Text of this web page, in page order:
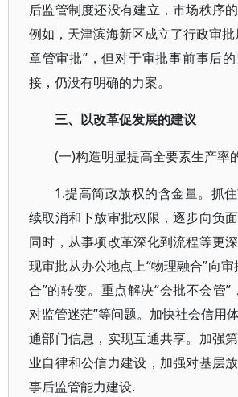
后监管制度还没有建立，市场秩序的
例如，天津滨海新区成立了行政审批
章管审批”，但对于审批事前事后
接，仍没有明确的力案。
三、以改革促发展的建议
(一)构造明显提高全要素生产率
1.提高简政放权的含金量。抓
续取消和下放审批权限，逐步向负面
同时，从事项改革深化到流程等更
现审批从办公地点上“物理融合”向
合”的转变。重点解决“会批不会管”
对监管迷茫”等问题。加快社会信用
通部门信息，实现互通共享。加强
业自律和公信力建设，加强对基层
事后监管能力建设.